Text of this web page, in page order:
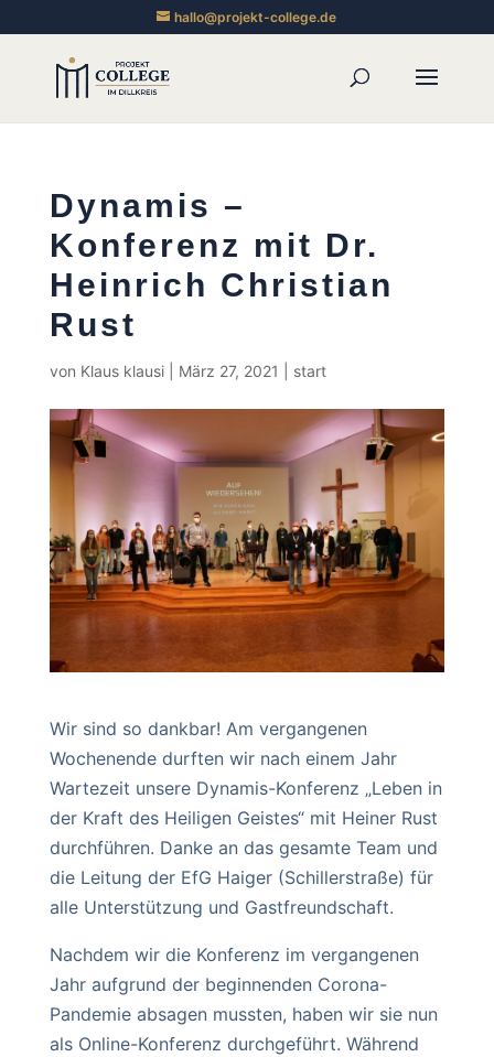
hallo@projekt-college.de
Dynamis –
Konferenz mit Dr.
Heinrich Christian
Rust
von Klaus klausi| März 27, 2021 start
Wir sind so dankbar! Am vergangenen
Wochenende durften wir nach einem Jahr
Wartezeit unsere Dynamis-Konferenz „Leben in
der Kraft des Heiligen Geistes“ mit Heiner Rust
durchführen. Danke an das gesamte Team und
die Leitung der EfG Haiger (Schillerstraße) für
alle Unterstützung und Gastfreundschaft.
Nachdem wir die Konferenz im vergangenen
Jahr aufgrund der beginnenden Corona-
Pandemie absagen mussten, haben wir sie nun
als Online-Konferenz durchgeführt. Während